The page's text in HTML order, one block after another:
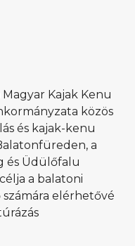
Kajak Kenu
közös
és kajak-kenu
a
és Üdülőfalu
a balatoni
elérhetővé